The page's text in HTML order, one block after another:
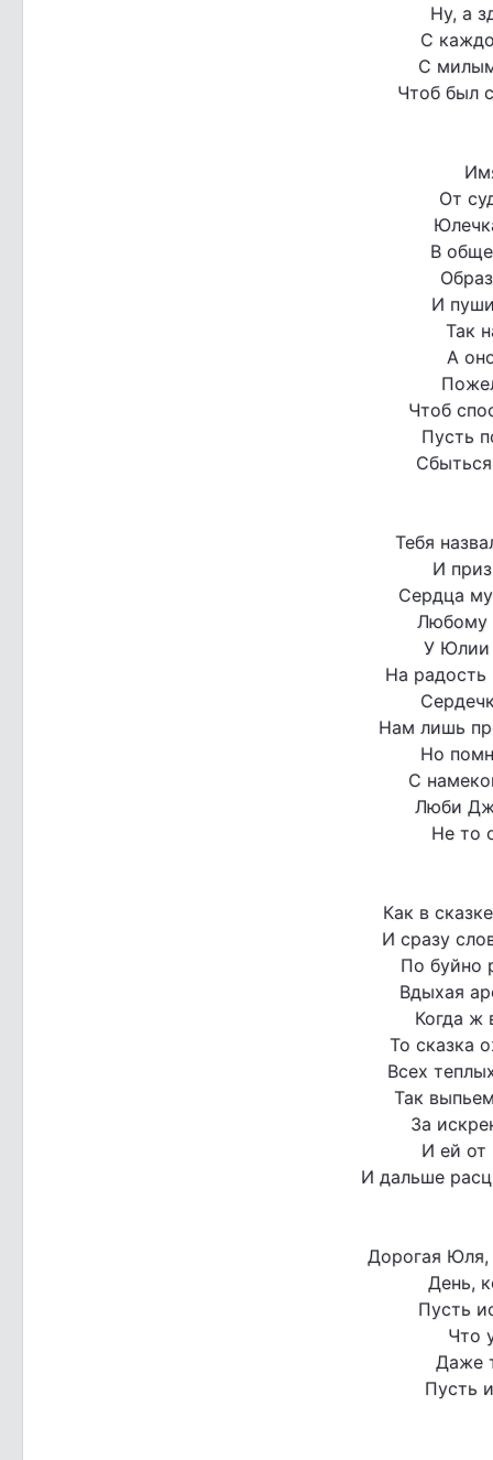
Ну, а
С
С милым
Чтоб был
От
В
И
Так
А
Чтоб
Пусть
Тебя
И
Сердца
Любому
У Юлии
На радость
Нам лишь
Но
С
Люби
Не то
Как в
И сразу
По буйно
Вдыхая
Когда
То сказка
Всех
Так
За
И ей от
И дальше
Дорогая Юля,
День,
Пусть
Что
Даже
Пусть